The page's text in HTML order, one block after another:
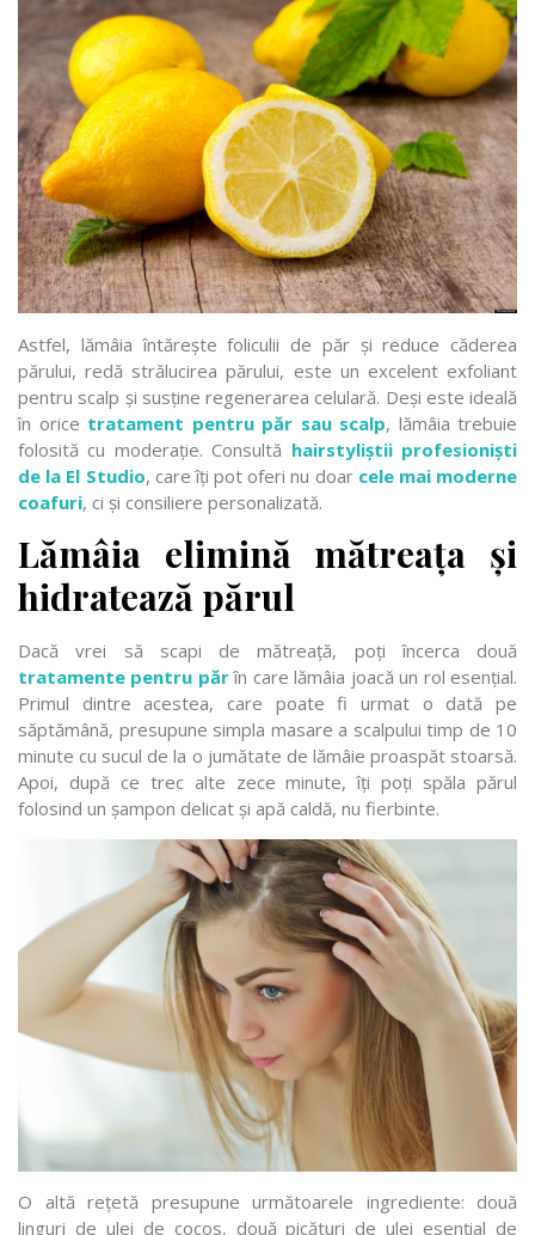
Astfel, lămâia întărește foliculii de păr și reduce căderea
părului, redă strălucirea părului, este un excelent exfoliant
pentru scalp și susține regenerarea celulară. Deși este ideală
în orice tratament pentru păr sau scalp, lămâia trebuie
folosită cu moderație. Consultă hairstyliștii profesioniști
de la El Studio, care îți pot oferi nu doar cele mai moderne
coafuri, ci și consiliere personalizată.
Lămâia elimină mătreața și
hidratează părul
Dacă vrei să scapi de mătreață, poți încerca două
tratamente pentru părîn care lămâia joacă un rol esențial.
Primul dintre acestea, care poate fi urmat o dată pe
săptămână, presupune simpla masare a scalpului timp de 10
minute cu sucul de la o jumătate de lămâie proaspăt stoarsă.
Apoi, după ce trec alte zece minute, îți poți spăla părul
folosind un șampon delicat și apă caldă, nu fierbinte.
O altă rețetă presupune următoarele ingrediente: două
linguri de ulei de cocos, două picături de ulei esențial de